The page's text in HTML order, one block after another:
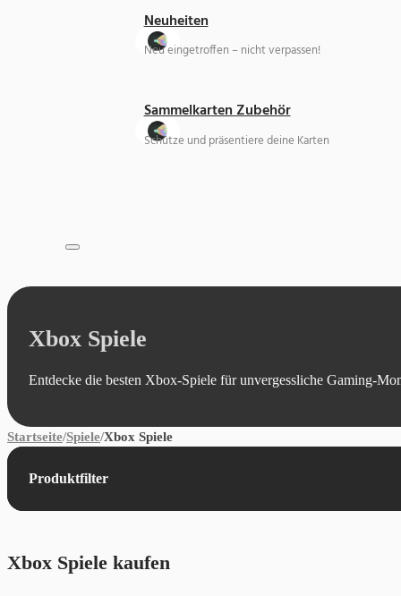
Neuheiten
Neu eingetroffen – nicht verpassen!
Sammelkarten Zubehör
Schütze und präsentiere deine Karten
Xbox Spiele
Entdecke die besten Xbox-Spiele für unvergessliche Gaming-
Startseite/Spiele/Xbox Spiele
Xbox Spiele kaufen
Produktfilter